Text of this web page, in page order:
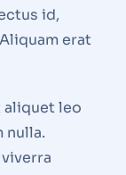
id,
erat
aliquet leo
nulla.